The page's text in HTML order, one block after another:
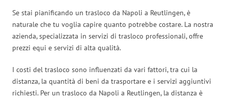
Se stai pianificando un trasloco da Napoli a Reutlingen, è
naturale che tu voglia capire quanto potrebbe costare. La nostra
azienda, specializzata in servizi di trasloco professionali, offre
prezzi equi e servizi di alta qualità.
I costi del trasloco sono influenzati da vari fattori, tra cui la
distanza, la quantità di beni da trasportare e i servizi aggiuntivi
richiesti. Per un trasloco da Napoli a Reutlingen, la distanza è